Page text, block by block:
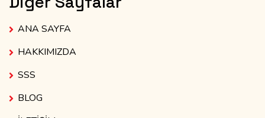
ANA SAYFA
HAKKIMIZDA
SSS
BLOG